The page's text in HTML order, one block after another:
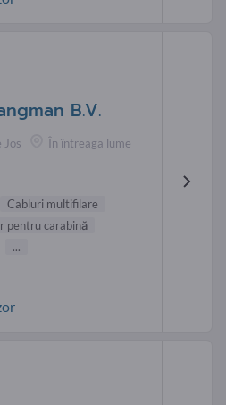
B.V.
Jos În întreaga lume
Cabluri multifilare
pentru carabină
...